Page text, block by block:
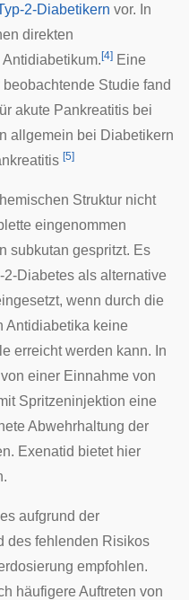
2-Diabetikern vor. In
direkten
[4] Eine
Studie fand
akute Pankreatitis bei
allgemein bei Diabetikern
[5]
Struktur nicht
eingenommen
subkutan gespritzt. Es
Diabetes als alternative
wenn durch die
Antidiabetika keine
erreicht werden kann. In
einer Einnahme von
Spritzeninjektion eine
Abwehrhaltung der
Exenatid bietet hier
aufgrund der
des fehlenden Risikos
empfohlen.
häufigere Auftreten von